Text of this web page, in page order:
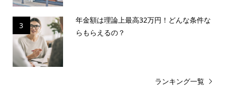
3
年金額は理論上最高32万円！どんな条件な
らもらえるの？
ランキング一覧